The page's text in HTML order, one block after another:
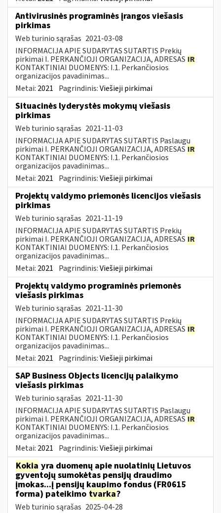
Antivirusinės programinės įrangos viešasis
pirkimas
Web turinio sąrašas 2021-03-08
INFORMACIJA APIE SUDARYTAS SUTARTIS Prekių
pirkimai I. PERKANČIOJI ORGANIZACIJA, ADRESAS IR
KONTAKTINIAI DUOMENYS: I.1. Perkančiosios
organizacijos pavadinimas...
Metai: 2021 Pagrindinis:Viešieji pirkimai
Situacinės lyderystės mokymų viešasis
pirkimas
Web turinio sąrašas 2021-11-03
INFORMACIJA APIE SUDARYTAS SUTARTIS Paslaugų
pirkimai I. PERKANČIOJI ORGANIZACIJA, ADRESAS IR
KONTAKTINIAI DUOMENYS: I.1. Perkančiosios
organizacijos pavadinimas...
Metai: 2021 Pagrindinis:Viešieji pirkimai
Projektų valdymo priemonės licencijos viešasis
pirkimas
Web turinio sąrašas 2021-11-19
INFORMACIJA APIE SUDARYTAS SUTARTIS Prekių
pirkimai I. PERKANČIOJI ORGANIZACIJA, ADRESAS IR
KONTAKTINIAI DUOMENYS: I.1. Perkančiosios
organizacijos pavadinimas...
Metai: 2021 Pagrindinis:Viešieji pirkimai
Projektų valdymo programinės priemonės
viešasis pirkimas
Web turinio sąrašas 2021-11-30
INFORMACIJA APIE SUDARYTAS SUTARTIS Prekių
pirkimai I. PERKANČIOJI ORGANIZACIJA, ADRESAS IR
KONTAKTINIAI DUOMENYS: I.1. Perkančiosios
organizacijos pavadinimas...
Metai: 2021 Pagrindinis:Viešieji pirkimai
SAP Business Objects licencijų palaikymo
viešasis pirkimas
Web turinio sąrašas 2021-11-30
INFORMACIJA APIE SUDARYTAS SUTARTIS Paslaugų
pirkimai I. PERKANČIOJI ORGANIZACIJA, ADRESAS IR
KONTAKTINIAI DUOMENYS: I.1. Perkančiosios
organizacijos pavadinimas...
Metai: 2021 Pagrindinis:Viešieji pirkimai
Kokia yra duomenų apie nuolatinių Lietuvos
gyventojų sumokėtas pensijų draudimo
įmokas...į pensijų kaupimo fondus (FR0615
forma) pateikimo tvarka?
Web turinio sąrašas 2025-04-28